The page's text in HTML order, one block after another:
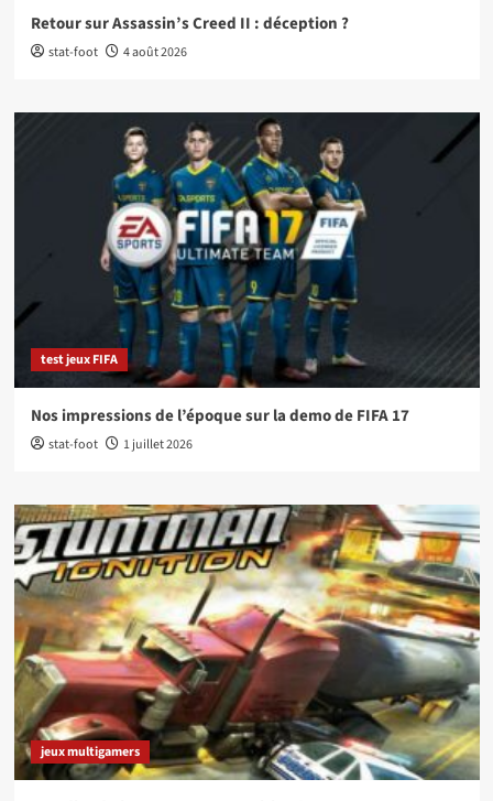
Retour sur Assassin’s Creed II : déception ?
stat-foot 4 août 2026
test jeux FIFA
Nos impressions de l’époque sur la demo de FIFA 17
stat-foot 1 juillet 2026
jeux multigamers